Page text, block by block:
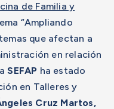
de Familia y
“Ampliando
que afectan a
en relación
SEFAP ha estado
en Talleres y
Cruz Martos,